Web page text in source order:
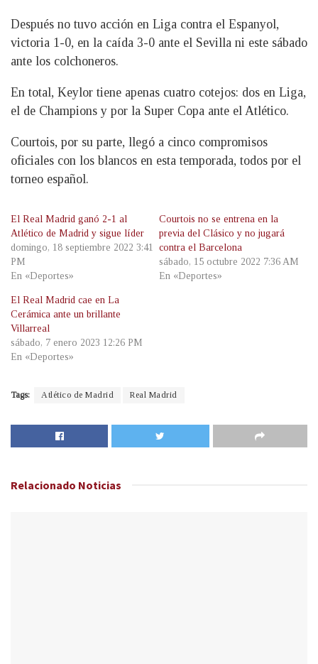
Después no tuvo acción en Liga contra el Espanyol,
victoria 1-0, en la caída 3-0 ante el Sevilla ni este sábado
ante los colchoneros.
En total, Keylor tiene apenas cuatro cotejos: dos en Liga,
el de Champions y por la Super Copa ante el Atlético.
Courtois, por su parte, llegó a cinco compromisos
oficiales con los blancos en esta temporada, todos por el
torneo español.
El Real Madrid ganó 2-1 al
Atlético de Madrid y sigue líder
domingo, 18 septiembre 2022 3:41
PM
En «Deportes»
Courtois no se entrena en la
previa del Clásico y no jugará
contra el Barcelona
sábado, 15 octubre 2022 7:36 AM
En «Deportes»
El Real Madrid cae en La
Cerámica ante un brillante
Villarreal
sábado, 7 enero 2023 12:26 PM
En «Deportes»
Tags: Atlético de Madrid Real Madrid
Relacionado Noticias